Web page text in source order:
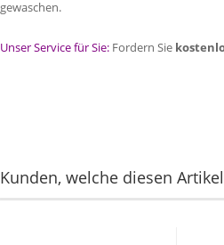
gewaschen.
Unser Service für Sie: Fordern Sie
Kunden, welche diesen